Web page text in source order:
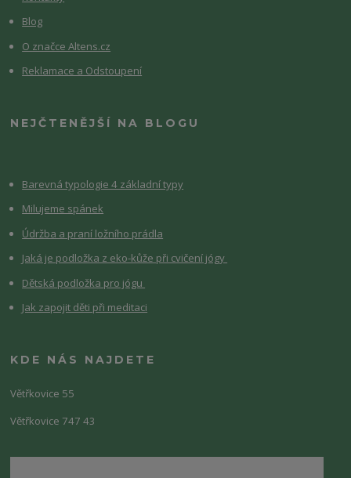
Blog
O značce Altens.cz
Reklamace a Odstoupení
NEJČTENĚJŠÍ NA BLOGU
Barevná typologie 4 základní typy
Milujeme spánek
Údržba a praní ložního prádla
Jaká je podložka z eko-kůže při cvičení jógy
Dětská podložka pro jógu
Jak zapojit děti při meditaci
KDE NÁS NAJDETE
Větřkovice 55
Větřkovice 747 43